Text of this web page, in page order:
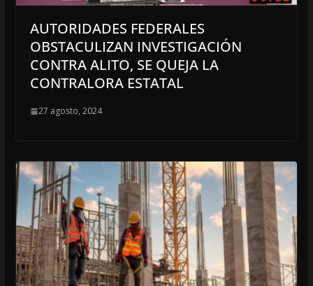
AUTORIDADES FEDERALES
OBSTACULIZAN INVESTIGACIÓN
CONTRA ALITO, SE QUEJA LA
CONTRALORA ESTATAL
27 agosto, 2024